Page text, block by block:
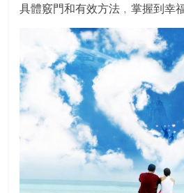
具體竅門和有效方法﹐掌握到幸